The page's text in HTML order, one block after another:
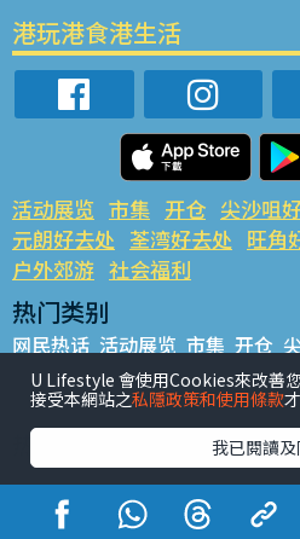
港玩港食港生活
活动展览 市集 开仓 尖沙咀
元朗好去处 荃湾好去处 旺角
户外郊游 社会福利
热门类别
网民热话 活动展览 市集 开仓
铜锣湾好去处 元朗好去处 荃湾
餐厅情报 户外郊游
热门标签
#UGO揾好去处 #人气活动推介
#亲子玩乐好去处
#ULifestyle应
U Lifestyle 會使用Cookies來改善
接受本網站之私隱政策和使用條款
我已閱讀及